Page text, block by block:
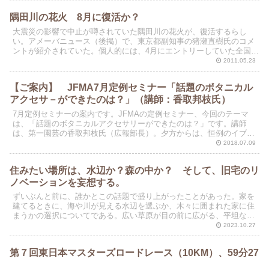
隅田川の花火 8月に復活か？
大震災の影響で中止が噂されていた隅田川の花火が、復活するらし
い。アメーバニュース（後掲）で、東京都副知事の猪瀬直樹氏のコメ
ントが紹介されていた。個人的には、4月にエントリーしていた全国各
2011.05.23
【ご案内】 JFMA7月定例セミナー「話題のボタニカル
アクセサ－ができたのは？」（講師：香取邦枝氏）
7月定例セミナーの案内です。JFMAの定例セミナー、今回のテーマ
は、「話題のボタニカルアクセサリーができたのは？」です。講師
は、第一園芸の香取邦枝氏（広報部長）。夕方からは、恒例のイブニ
ングセミナーもあります。JFMAのセミナーは、会員以外... 2018.07.09
住みたい場所は、水辺か？森の中か？ そして、旧宅のリ
ノベーションを妄想する。
ずいぶんと前に、誰かとこの話題で盛り上がったことがあった。家を
建てるときに、海や川が見える水辺を選ぶか、木々に囲まれた家に住
まうかの選択についてである。広い草原が目の前に広がる、平坦な場
所を選ぶ人もいるかもしれない。小高い丘や山の頂から、平...2023.10.27
第７回東日本マスターズロードレース（10KM）、59分27